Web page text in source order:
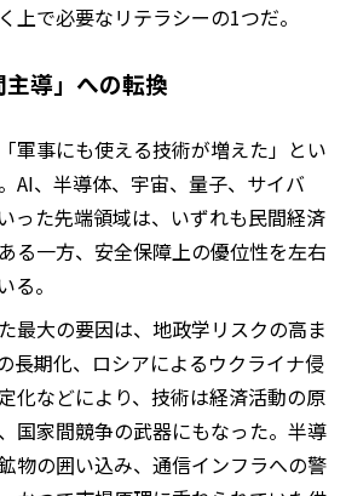
上で必要なリテラシーの1つだ。
導」への転換
軍事にも使える技術が増えた」とい
AI、半導体、宇宙、量子、サイバ
った先端領域は、いずれも民間経済
る一方、安全保障上の優位性を左右
る。
最大の要因は、地政学リスクの高ま
長期化、ロシアによるウクライナ侵
化などにより、技術は経済活動の原
国家間競争の武器にもなった。半導
物の囲い込み、通信インフラへの警